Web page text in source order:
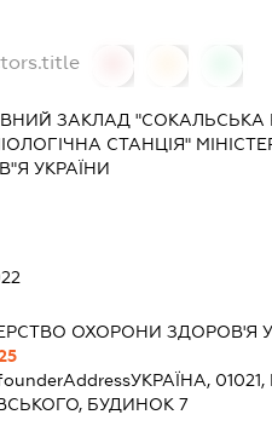
ЗАКЛАД "СОКАЛЬСЬКА
СТАНЦІЯ"
УКРАЇНИ
ОХОРОНИ ЗДОРОВ'Я
УКРАЇНА,
БУДИНОК 7